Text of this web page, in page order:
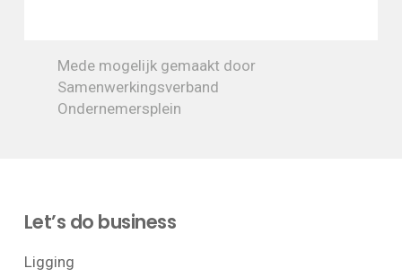
Mede mogelijk gemaakt door
Samenwerkingsverband
Ondernemersplein
Let’s do business
Ligging